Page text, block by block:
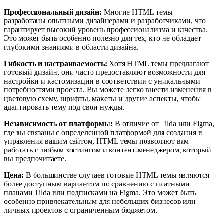
Профессиональный дизайн: Многие HTML темы
разработаны опытными дизайнерами и разработчиками, что
гарантирует высокий уровень профессионализма и качества.
Это может быть особенно полезно для тех, кто не обладает
глубокими знаниями в области дизайна.
Гибкость и настраиваемость: Хотя HTML темы предлагают
готовый дизайн, они часто предоставляют возможности для
настройки и кастомизации в соответствии с уникальными
потребностями проекта. Вы можете легко внести изменения в
цветовую схему, шрифты, макеты и другие аспекты, чтобы
адаптировать тему под свои нужды.
Независимость от платформы: В отличие от Tilda или Figma,
где вы связаны с определенной платформой для создания и
управления вашим сайтом, HTML темы позволяют вам
работать с любым хостингом и контент-менеджером, который
вы предпочитаете.
Цена: В большинстве случаев готовые HTML темы являются
более доступным вариантом по сравнению с платными
планами Tilda или подписками на Figma. Это может быть
особенно привлекательным для небольших бизнесов или
личных проектов с ограниченным бюджетом.